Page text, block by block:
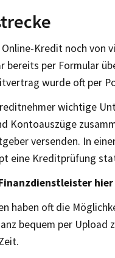
Kredit noch von
bereits per Formular
wurde oft per
wichtige
Kontoauszüge
versenden. In
eine Kreditprüfung
haben oft die
bequem per Upload